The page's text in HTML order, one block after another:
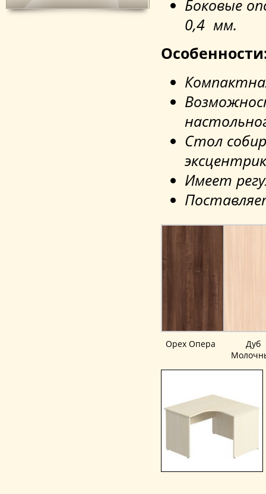
Боковые
0,4 мм.
Стол
Имеет
Орех Опера
Дуб